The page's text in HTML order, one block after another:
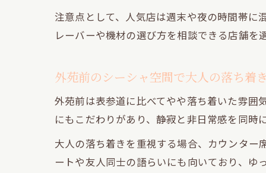
注意点として、人気店は週末や夜の時間帯に
レーバーや機材の選び方を相談できる店舗を
外苑前のシーシャ空間で大人の落ち着
外苑前は表参道に比べてやや落ち着いた雰囲
にもこだわりがあり、静寂と非日常感を同時
大人の落ち着きを重視する場合、カウンター
ートや友人同士の語らいにも向いており、ゆ